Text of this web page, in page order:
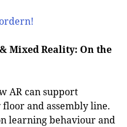
Mixed Reality: On the
AR can support
and assembly line.
learning behaviour and